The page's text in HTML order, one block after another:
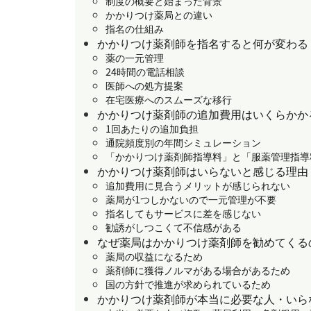
かかりつけ薬局との違い
指名の仕組み
かかりつけ薬剤師を指名すると何が変わ
薬の一元管理
24時間の電話相談
医師への処方提案
在宅医療へのスムーズな移行
かかりつけ薬剤師の追加費用はいくらか
1回あたりの追加負担
通院頻度別の年間シミュレーション
「かかりつけ薬剤師指導料」と「服薬管理指
かかりつけ薬剤師はいらないと感じる理由
追加費用に見合うメリットが感じられない
薬局が1つしかないので一元管理が不要
指名してもサービスに差を感じない
勧誘がしつこくて不信感がある
なぜ薬局はかかりつけ薬剤師を勧めてく
薬局の収益になるため
薬剤師に獲得ノルマがある場合があるため
国の方針で推進が求められているため
かかりつけ薬剤師が本当に必要な人・い